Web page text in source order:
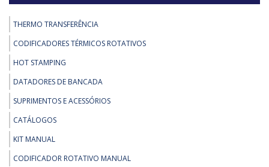
THERMO TRANSFERÊNCIA
CODIFICADORES TÉRMICOS ROTATIVOS
HOT STAMPING
DATADORES DE BANCADA
SUPRIMENTOS E ACESSÓRIOS
CATÁLOGOS
KIT MANUAL
CODIFICADOR ROTATIVO MANUAL